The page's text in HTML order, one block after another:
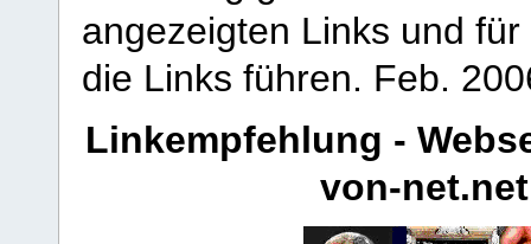
angezeigten Links und
die Links führen. Feb.
Linkempfehlung -
von-net.net